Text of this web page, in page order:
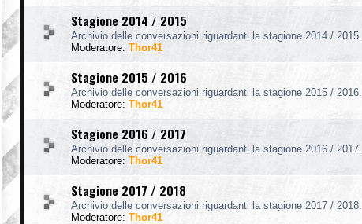
Stagione 2014 / 2015
Archivio delle conversazioni riguardanti la stagione 2014 / 2015.
Moderatore: Thor41
Stagione 2015 / 2016
Archivio delle conversazioni riguardanti la stagione 2015 / 2016.
Moderatore: Thor41
Stagione 2016 / 2017
Archivio delle conversazioni riguardanti la stagione 2016 / 2017.
Moderatore: Thor41
Stagione 2017 / 2018
Archivio delle conversazioni riguardanti la stagione 2017 / 2018.
Moderatore: Thor41